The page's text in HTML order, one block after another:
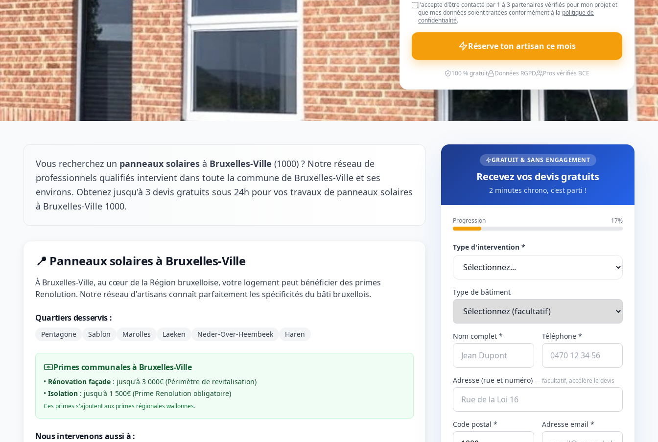
J'accepte d'être contacté par 1 à 3 partenaires vérifiés pour mon projet et
que mes données soient traitées conformément à la politique de
confidentialité.
Réserve ton artisan ce mois
100 % gratuit Données RGPD Pros vérifiés BCE
Vous recherchez un panneaux solaires à Bruxelles-Ville (1000) ? Notre réseau de
professionnels qualifiés intervient dans toute la commune de Bruxelles-Ville et ses
environs. Obtenez jusqu'à 3 devis gratuits sous 24h pour vos travaux de panneaux solaires
à Bruxelles-Ville 1000.
📍 Panneaux solaires à Bruxelles-Ville
À Bruxelles-Ville, au cœur de la Région bruxelloise, votre logement peut bénéficier des primes
Renolution. Notre réseau d'artisans connaît parfaitement les spécificités du bâti bruxellois.
Quartiers desservis :
Pentagone Sablon Marolles Laeken Neder-Over-Heembeek Haren
Primes communales à Bruxelles-Ville
• Rénovation façade : jusqu'à 3 000€ (Périmètre de revitalisation)
• Isolation : jusqu'à 1 500€ (Prime Renolution obligatoire)
Ces primes s'ajoutent aux primes régionales wallonnes.
Nous intervenons aussi à :
GRATUIT & SANS ENGAGEMENT
Recevez vos devis gratuits
2 minutes chrono, c'est parti !
Progression 17%
Type d'intervention *
Type de bâtiment
Nom complet * Téléphone *
Adresse (rue et numéro)— facultatif, accélère le devis
Code postal * Adresse email *